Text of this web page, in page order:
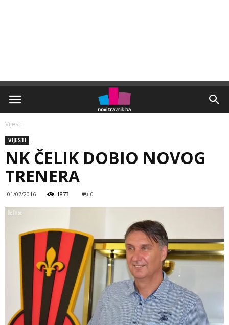
Vijesti
VIJESTI
NK ČELIK DOBIO NOVOG
TRENERA
01/07/2016 1873 0